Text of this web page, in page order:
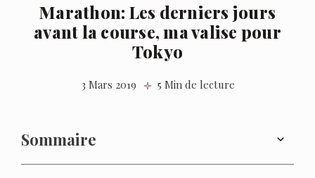
Marathon: Les derniers jours
avant la course, ma valise pour
Tokyo
3 Mars 2019 5 Min de lecture
Sommaire